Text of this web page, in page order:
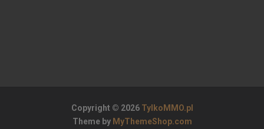
Copyright © 2026 TylkoMMO.pl
Theme by MyThemeShop.com